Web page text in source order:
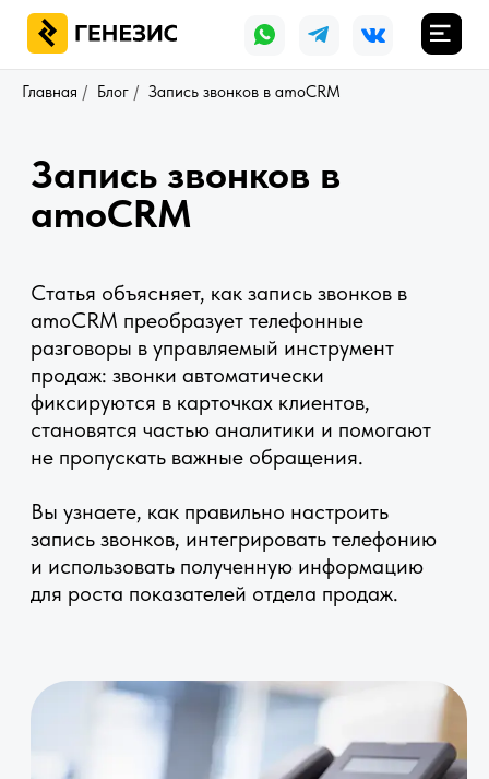
Главная / Блог / Запись звонков в amoCRM
Статья объясняет, как запись звонков в
amoCRM преобразует телефонные
фиксируются в карточках клиентов,
становятся частью аналитики и помогают
не пропускать важные обращения.
Вы узнаете, как правильно настроить
запись звонков, интегрировать телефонию
и использовать полученную информацию
для роста показателей отдела продаж.
amoCRM